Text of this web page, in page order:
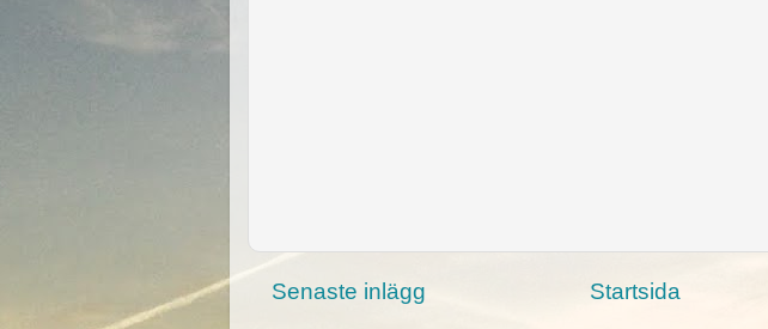
Senaste inlägg Startsida